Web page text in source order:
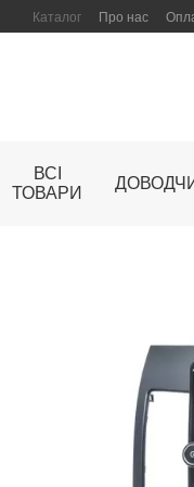
Перейти до основного
Каталог Про нас
ВСІ
ТОВАРИ